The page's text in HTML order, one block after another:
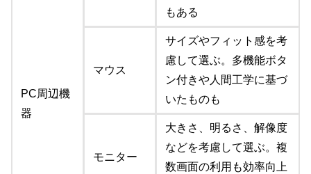
PC周辺機
器
もある
マウス
サイズやフィット感を考
慮して選ぶ。多機能ボタ
ン付きや人間工学に基づ
いたものも
モニター
大きさ、明るさ、解像度
などを考慮して選ぶ。複
数画面の利用も効率向上